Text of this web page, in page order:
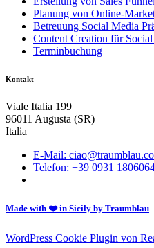
Planung von Online-
Betreuung Social Media
Content Creation für
Terminbuchung
Kontakt
Viale Italia 199
96011 Augusta (SR)
Italia
E-Mail:
Telefon: +39 0931
Made with ❤️ in Sicily by Traumblau
WordPress Cookie Plugin von